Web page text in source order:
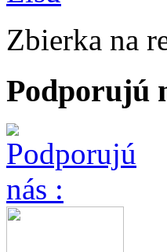
Zbierka na
Podporujú